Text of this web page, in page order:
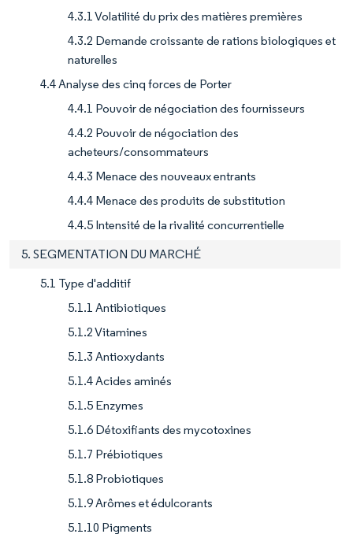
4.3.1 Volatilité du prix des matières premières
4.3.2 Demande croissante de rations biologiques et
naturelles
4.4 Analyse des cinq forces de Porter
4.4.1 Pouvoir de négociation des fournisseurs
4.4.2 Pouvoir de négociation des
acheteurs/consommateurs
4.4.3 Menace des nouveaux entrants
4.4.4 Menace des produits de substitution
4.4.5 Intensité de la rivalité concurrentielle
5. SEGMENTATION DU MARCHÉ
5.1 Type d'additif
5.1.1 Antibiotiques
5.1.2 Vitamines
5.1.3 Antioxydants
5.1.4 Acides aminés
5.1.5 Enzymes
5.1.6 Détoxifiants des mycotoxines
5.1.7 Prébiotiques
5.1.8 Probiotiques
5.1.9 Arômes et édulcorants
5.1.10 Pigments